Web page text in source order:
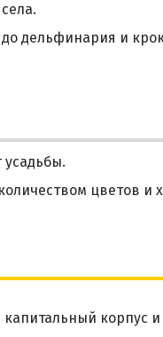
до дельфинария и
усадьбы.
цветов и
капитальный корпус